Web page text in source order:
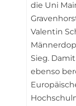
die Uni
Valentin
Sieg.
ebenso